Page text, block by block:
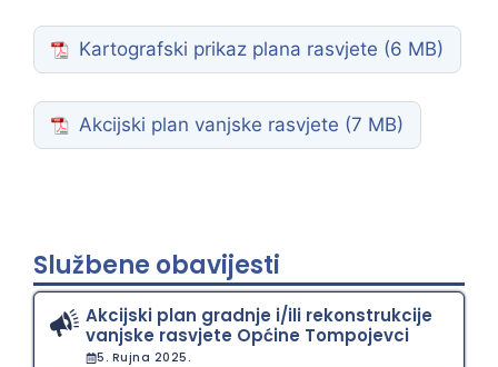
Kartografski prikaz plana rasvjete
Akcijski plan vanjske rasvjete
Službene obavijesti
Akcijski plan gradnje i/ili rekonstrukcije
vanjske rasvjete Općine Tompojevci
5. Rujna 2025.